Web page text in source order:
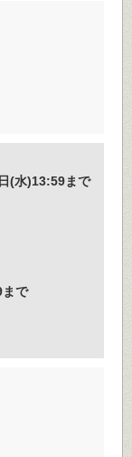
(水)13:59まで
で